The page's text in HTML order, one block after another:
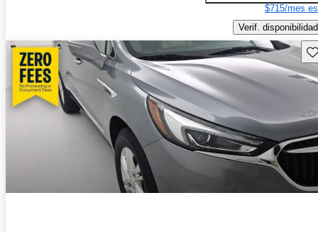
$715/mes
Verif. disponibilidad